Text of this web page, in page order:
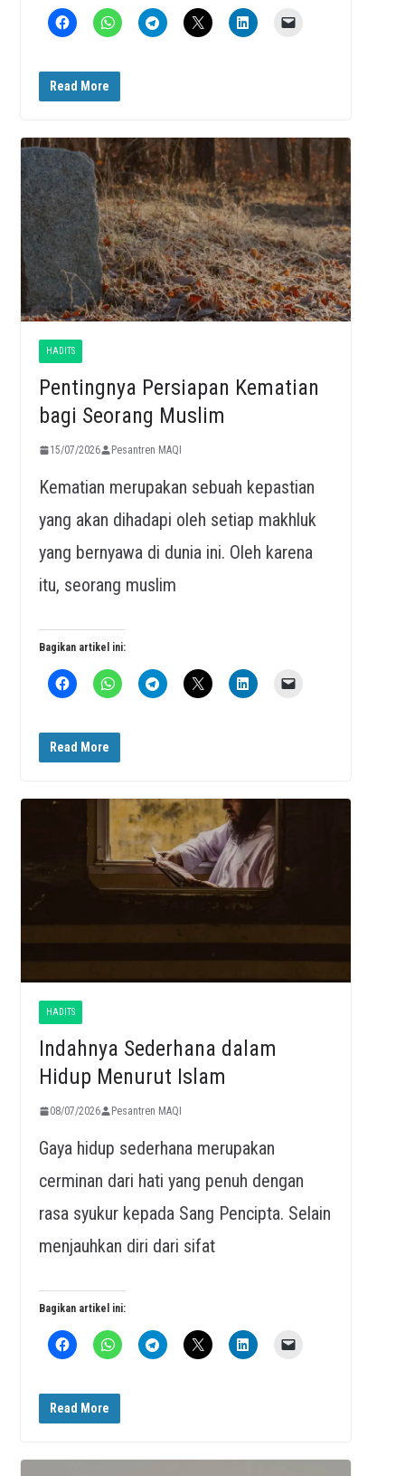
Read More
HADITS
Pentingnya Persiapan Kematian
bagi Seorang Muslim
15/07/2026 Pesantren MAQI
Kematian merupakan sebuah kepastian
yang akan dihadapi oleh setiap makhluk
yang bernyawa di dunia ini. Oleh karena
itu, seorang muslim
Bagikan artikel ini:
Read More
HADITS
Indahnya Sederhana dalam
Hidup Menurut Islam
08/07/2026 Pesantren MAQI
Gaya hidup sederhana merupakan
cerminan dari hati yang penuh dengan
rasa syukur kepada Sang Pencipta. Selain
menjauhkan diri dari sifat
Bagikan artikel ini:
Read More